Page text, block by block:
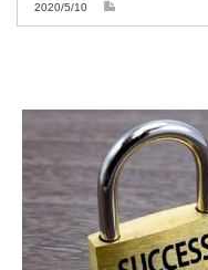
2020/5/10